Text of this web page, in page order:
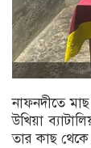
নাফনদীতে
উখিয়া
তার কাছ